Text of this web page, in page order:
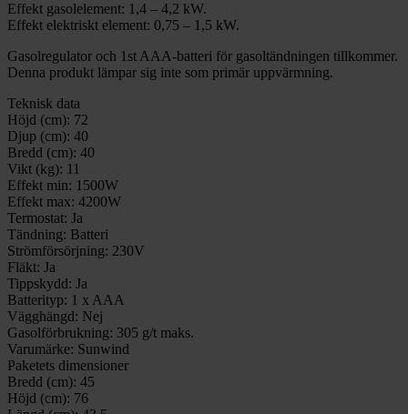
Effekt gasolelement: 1,4 – 4,2 kW.
Effekt elektriskt element: 0,75 – 1,5 kW.
Gasolregulator och 1st AAA-batteri för gasoltändningen tillkommer.
Denna produkt lämpar sig inte som primär uppvärmning.
Teknisk data
Höjd (cm): 72
Djup (cm): 40
Bredd (cm): 40
Vikt (kg): 11
Effekt min: 1500W
Effekt max: 4200W
Termostat: Ja
Tändning: Batteri
Strömförsörjning: 230V
Fläkt: Ja
Tippskydd: Ja
Batterityp: 1 x AAA
Vägghängd: Nej
Gasolförbrukning: 305 g/t maks.
Varumärke: Sunwind
Paketets dimensioner
Bredd (cm): 45
Höjd (cm): 76